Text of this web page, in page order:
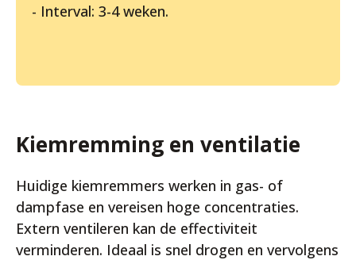
- Interval: 3-4 weken.
Kiemremming en ventilatie
Huidige kiemremmers werken in gas- of
dampfase en vereisen hoge concentraties.
Extern ventileren kan de effectiviteit
verminderen. Ideaal is snel drogen en vervolgens